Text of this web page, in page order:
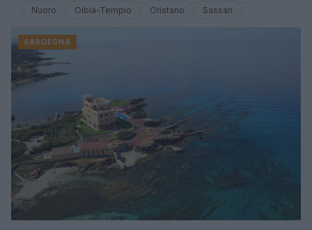
Nuoro
Olbia-Tempio Oristano Sassari
SARDEGNA